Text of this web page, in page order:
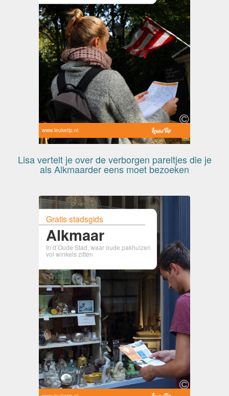
www.leuketip.nl
Lisa vertelt je over de verborgen pareltjes die je
als Alkmaarder eens moet bezoeken
Gratis stadsgids
Alkmaar
In d’Oude Stad, waar oude pakhuizen
vol winkels zitten